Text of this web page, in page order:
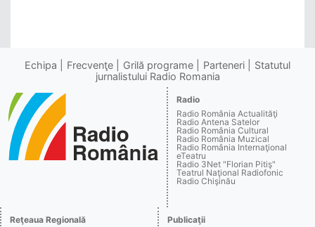
Echipa Frecvenţe Grilă programe Parteneri
Statutul
jurnalistului Radio Romania
Radio
Radio România Actualităţi
Radio Antena Satelor
Radio România Cultural
Radio România Muzical
Radio România Internaţional
eTeatru
Radio 3Net "Florian Pitiş"
Teatrul Naţional Radiofonic
Radio Chişinău
Reţeaua Regională
Publicaţii